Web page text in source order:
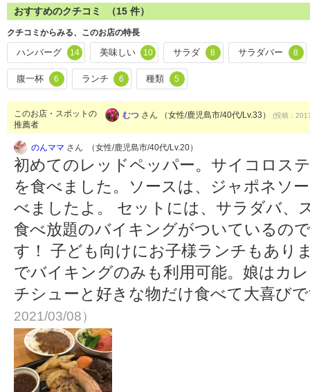
おすすめのクチコミ （15 件）
クチコミからみる、このお店の特長
ハンバーグ 14 美味しい 10 サラダ 8 サラダバー 8
腹一杯 6 ランチ 6 種類 5
このお店・スポットの
推薦者
むつ さん （女性/鹿児島市/40代/Lv.33） (投稿：
のんママ さん （女性/鹿児島市/40代/Lv.20）
初めてのレッドペッパー。サイコロス
を食べました。ソースは、ジャポネソ
べましたよ。 セットには、サラダバ、
食べ放題のバイキングがついているの
す！ 子ども向けにお子様ランチもあり
でバイキングのみも利用可能。娘はカ
チシューと好きな物だけ食べて大喜び
2021/03/08）